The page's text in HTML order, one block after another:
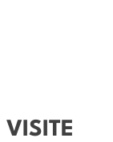
VISITE